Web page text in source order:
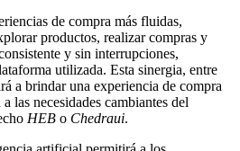
de compra más fluidas,
productos, realizar compras y
y sin interrupciones,
utilizada. Esta sinergia, entre
a brindar una experiencia de compra
las necesidades cambiantes del
HEB o Chedraui.